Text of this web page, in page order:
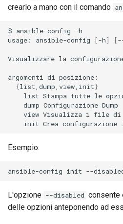
crearlo a mano con il comando
$ ansible-config -h
usage:
ansible-config [-h] [
Visualizzare la
argomenti di
{list,dump,view,init}
list Stampa tutte le
dump Configurazione
view Visualizza i file di
init Crea configurazione
Esempio:
ansible-config init --
L'opzione --disabled consente
delle opzioni anteponendo ad